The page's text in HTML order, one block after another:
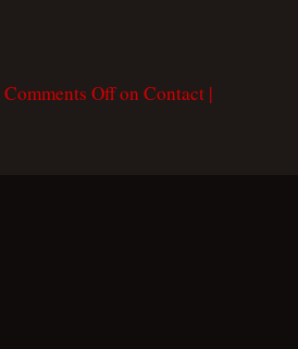
Comments Offon Contact|